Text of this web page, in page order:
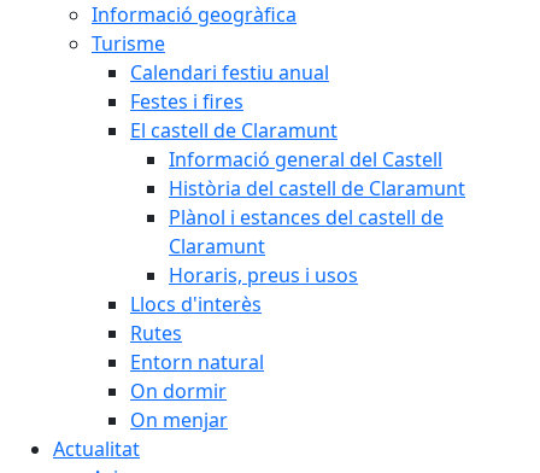
Informació geogràfica
Turisme
Calendari festiu anual
Festes i fires
El castell de Claramunt
Informació general del Castell
Història del castell de Claramunt
Plànol i estances del castell de
Claramunt
Horaris, preus i usos
Llocs d'interès
Rutes
Entorn natural
On dormir
On menjar
Actualitat